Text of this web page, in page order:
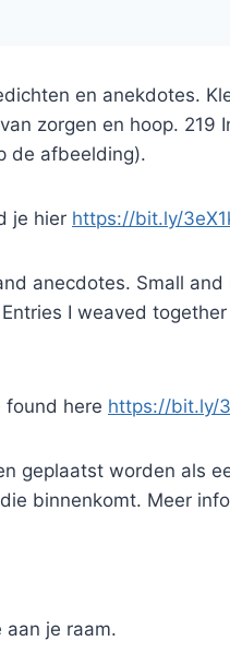
en anekdotes.
zorgen en hoop.
de afbeelding).
je hier https://bit.ly/
anecdotes. Small
I weaved
found here https://bit.ly/
geplaatst worden als
binnenkomt. Meer
aan je raam.